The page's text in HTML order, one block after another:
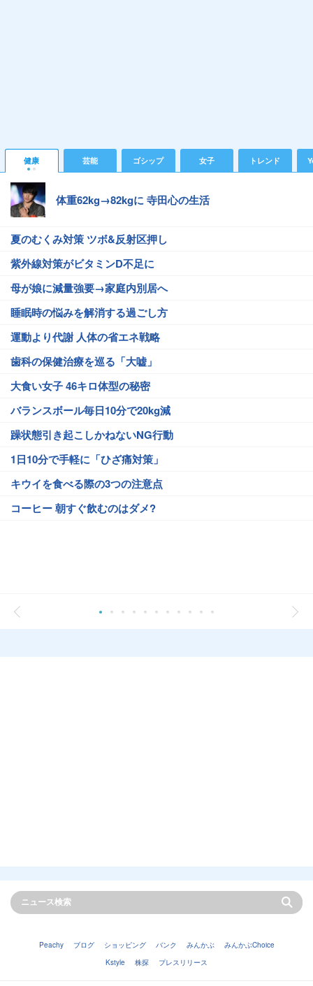
健康 芸能 ゴシップ 女子 トレンド
体重62kg→82kgに 寺田心の生活
夏のむくみ対策 ツボ&反射区押し
紫外線対策がビタミンD不足に
母が娘に減量強要→家庭内別居へ
睡眠時の悩みを解消する過ごし方
運動より代謝 人体の省エネ戦略
歯科の保健治療を巡る「大嘘」
大食い女子 46キロ体型の秘密
バランスボール毎日10分で20kg減
躁状態引き起こしかねないNG行動
1日10分で手軽に「ひざ痛対策」
キウイを食べる際の3つの注意点
コーヒー 朝すぐ飲むのはダメ?
Peachy ブログ ショッピング バンク みんかぶ
みんかぶChoice
Kstyle
株探 プレスリリース